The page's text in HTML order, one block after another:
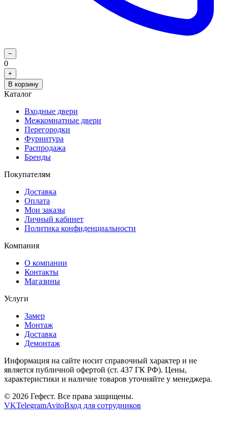
−
0
+
В корзину
Каталог
Входные двери
Межкомнатные двери
Перегородки
Фурнитура
Распродажа
Бренды
Покупателям
Доставка
Оплата
Мои заказы
Личный кабинет
Политика конфиденциальности
Компания
О компании
Контакты
Магазины
Услуги
Замер
Монтаж
Доставка
Демонтаж
Информация на сайте носит справочный характер и не
является публичной офертой (ст. 437 ГК РФ). Цены,
характеристики и наличие товаров уточняйте у менеджера.
© 2026 Гефест. Все права защищены.
VKTelegramAvitoВход для сотрудников